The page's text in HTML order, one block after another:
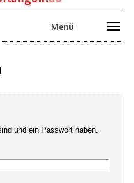
Menü
und ein Passwort haben.